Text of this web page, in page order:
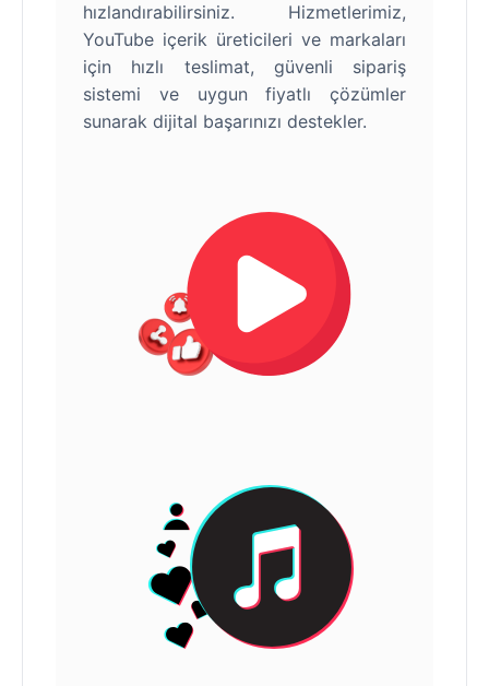
hızlandırabilirsiniz. Hizmetlerimiz,
YouTube içerik üreticileri ve markaları
için hızlı teslimat, güvenli sipariş
sistemi ve uygun fiyatlı çözümler
sunarak dijital başarınızı destekler.